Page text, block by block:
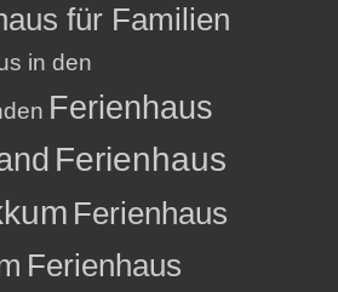
für Familien
in den
Ferienhaus
Ferienhaus
Ferienhaus
Ferienhaus